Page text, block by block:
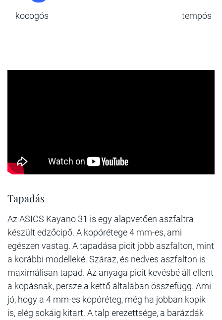
kocogós tempós
Tapadás
Az ASICS Kayano 31 is egy alapvetően aszfaltra
készült edzőcipő. A kopórétege 4 mm-es, ami
egészen vastag. A tapadása picit jobb aszfalton, mint
a korábbi modelleké. Száraz, és nedves aszfalton is
maximálisan tapad. Az anyaga picit kevésbé áll ellent
a kopásnak, persze a kettő általában összefügg. Ami
jó, hogy a 4 mm-es kopóréteg, még ha jobban kopik
is, elég sokáig kitart. A talp erezettsége, a barázdák